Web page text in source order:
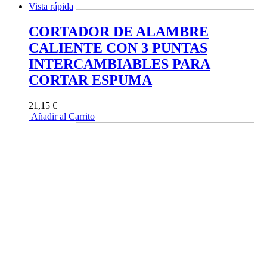
Vista rápida
CORTADOR DE ALAMBRE
CALIENTE CON 3 PUNTAS
INTERCAMBIABLES PARA
CORTAR ESPUMA
21,15 €
Añadir al Carrito